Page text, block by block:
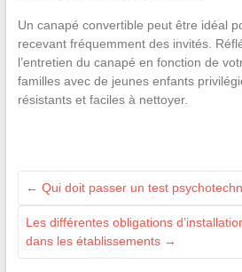
Un canapé convertible peut être idéal
recevant fréquemment des invités.
l’entretien du canapé en fonction de
familles avec de jeunes enfants
résistants et faciles à nettoyer.
← Qui doit passer un test
Les différentes obligations
dans les établissements →